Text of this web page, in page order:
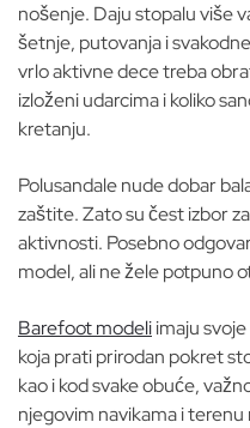
nošenje. Daju stopalu više
šetnje, putovanja i
vrlo aktivne dece treba
izloženi udarcima i koliko
kretanju.
Polusandale nude dobar
zaštite. Zato su čest izbor
aktivnosti. Posebno
model, ali ne žele potpuno
Barefoot modeliimaju
koja prati prirodan pokret
kao i kod svake obuće,
njegovim navikama i